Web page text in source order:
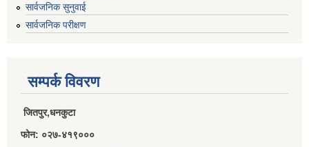
सार्वजनिक सुनुवाई
सार्वजनिक परीक्षण
सम्पर्क विवरण
जितपुर,धनकुटा
फोन: ०२७-४१९०००